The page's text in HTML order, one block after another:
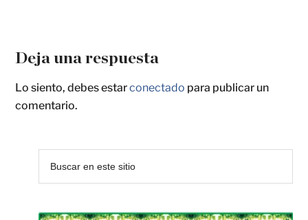
Deja una respuesta
Lo siento, debes estarconectado para publicar un
comentario.